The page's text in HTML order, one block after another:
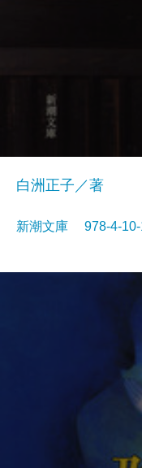
白洲正子／著
新潮文庫 978-4-